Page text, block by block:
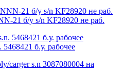
21 б/у s/n KF28920 не раб.
б.у. рабочее